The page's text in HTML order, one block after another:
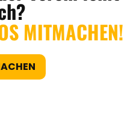
MITMACHEN!